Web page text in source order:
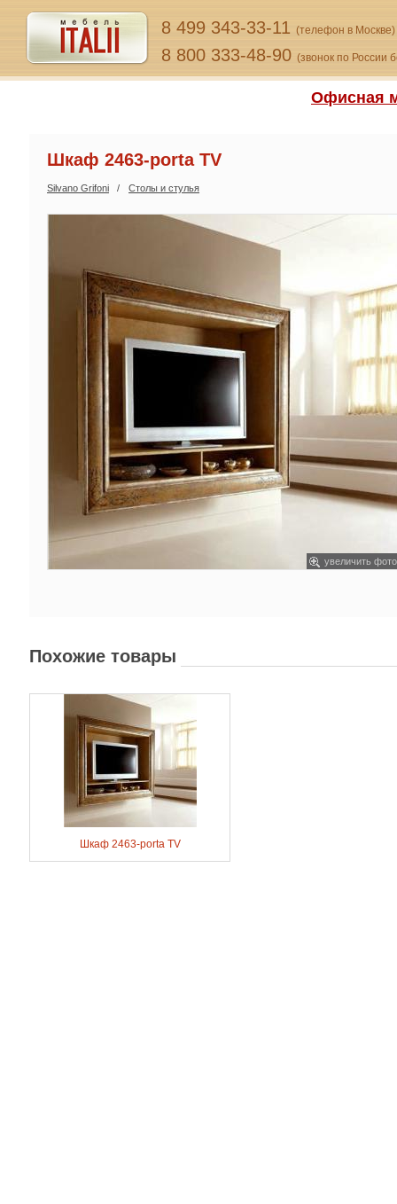
8 499 343-33-11 (телефон в Москве)
8 800 333-48-90 (звонок по России
Офисная
Шкаф 2463-porta TV
Silvano Grifoni Столы и стулья
увеличить фото
Похожие товары
Шкаф 2463-porta TV